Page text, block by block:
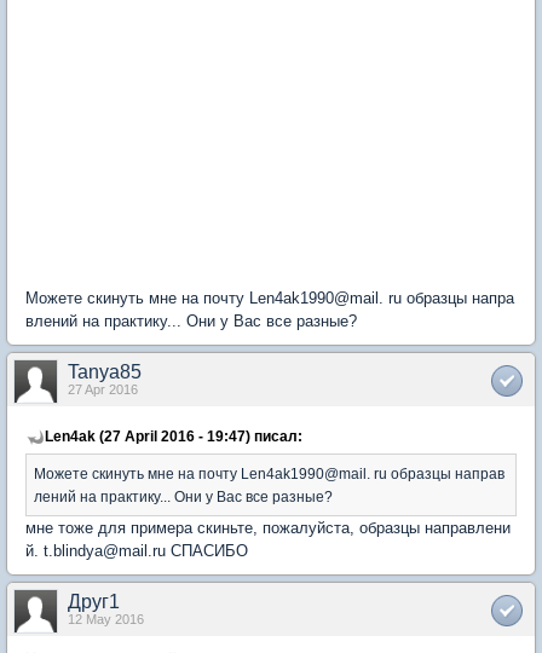
Можете скинуть мне на почту Len4ak1990@mail. ru образцы напра
влений на практику... Они у Вас все разные?
Tanya85
27 Apr 2016
Len4ak (27 April 2016 - 19:47) писал:
Можете скинуть мне на почту Len4ak1990@mail. ru образцы направ
лений на практику... Они у Вас все разные?
мне тоже для примера скиньте, пожалуйста, образцы направлени
й. t.blindya@mail.ru СПАСИБО
Друг1
12 May 2016